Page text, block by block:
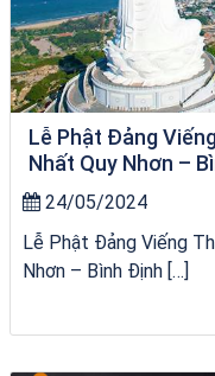
Lễ Phật Đảng
Nhất Quy Nhơn –
24/05/2024
Lễ Phật Đảng Viếng
Nhơn – Bình Định […]